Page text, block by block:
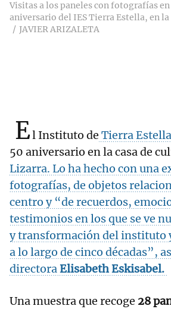
Visitas a los paneles con fotografías
aniversario del IES Tierra Estella, en la
JAVIER ARIZALETA
El Instituto de Tierra Estella
50 aniversario en la casa de
Lizarra. Lo ha hecho con una
fotografías, de objetos
centro y “de recuerdos,
testimonios en los que se ve
y transformación del instituto
a lo largo de cinco décadas”,
directoraElisabeth Eskisabel.
Una muestra que recoge 28